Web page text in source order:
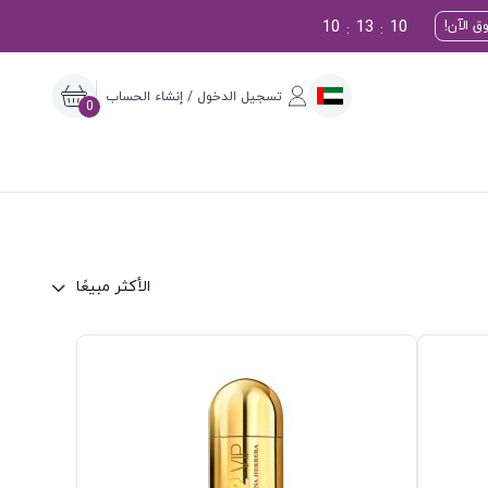
الآن! 9
13
10
تسجيل الدخول / إنشاء الحساب
0
الأكثر مبيعًا